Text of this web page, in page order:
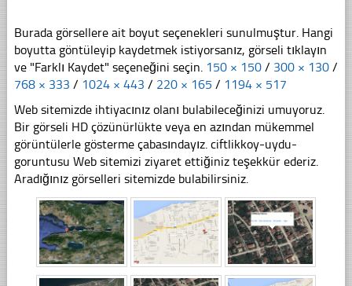
Burada görsellere ait boyut seçenekleri sunulmuştur. Hangi
boyutta göntüleyip kaydetmek istiyorsanız, görseli tıklayın
ve "Farklı Kaydet" seçeneğini seçin. 150 × 150 / 300 × 130 /
768 × 333 / 1024 × 443 / 220 × 165 / 1194 × 517
Web sitemizde ihtiyacınız olanı bulabileceğinizi umuyoruz.
Bir görseli HD çözünürlükte veya en azından mükemmel
görüntülerle gösterme çabasındayız. ciftlikkoy-uydu-
goruntusu Web sitemizi ziyaret ettiğiniz teşekkür ederiz.
Aradığınız görselleri sitemizde bulabilirsiniz.